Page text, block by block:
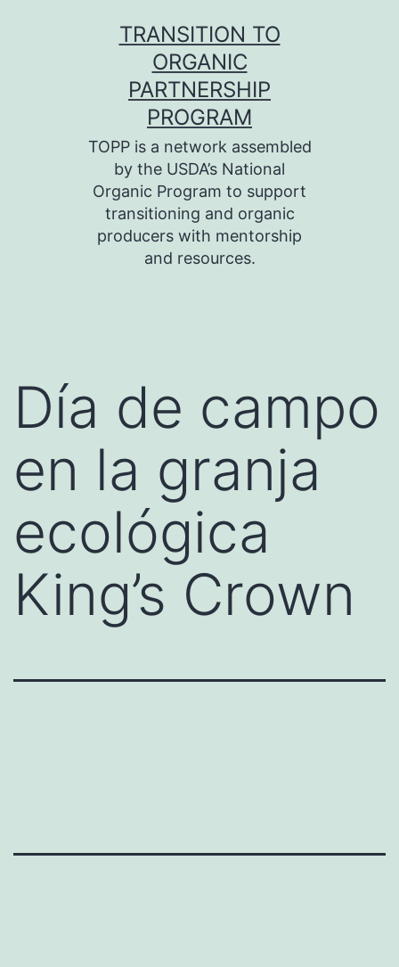
TRANSITION TO
ORGANIC
PARTNERSHIP
PROGRAM
TOPP is a network assembled
by the USDA’s National
Organic Program to support
transitioning and organic
producers with mentorship
and resources.
Día de campo
en la granja
ecológica
King’s Crown